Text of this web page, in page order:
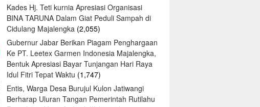
Kades Hj. Teti kurnia Apresiasi Organisasi
BINA TARUNA Dalam Giat Peduli Sampah di
Cidulang Majalengka (2,055)
Gubernur Jabar Berikan Piagam Penghargaan
Ke PT. Leetex Garmen Indonesia Majalengka,
Bentuk Apresiasi Bayar Tunjangan Hari Raya
Idul Fitri Tepat Waktu (1,747)
Entis, Warga Desa Burujul Kulon Jatiwangi
Berharap Uluran Tangan Pemerintah Rutilahu